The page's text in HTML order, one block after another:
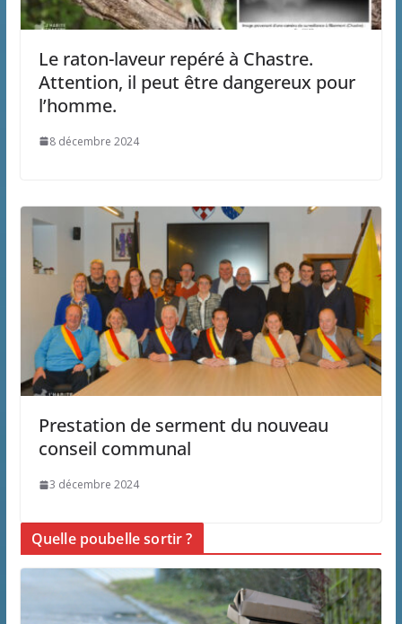
Le raton-laveur repéré à Chastre.
Attention, il peut être dangereux pour
l’homme.
8 décembre 2024
Prestation de serment du nouveau
conseil communal
3 décembre 2024
Quelle poubelle sortir ?